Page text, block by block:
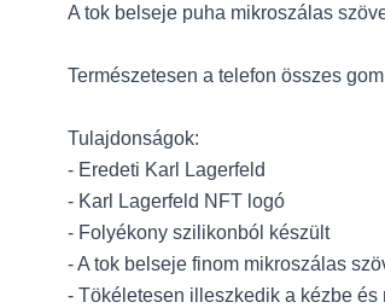
A tok belseje puha mikroszálas
Természetesen a telefon összes
Tulajdonságok:
- Eredeti Karl Lagerfeld
- Karl Lagerfeld NFT logó
- Folyékony szilikonból készült
- A tok belseje finom mikroszálas
- Tökéletesen illeszkedik a kézbe és